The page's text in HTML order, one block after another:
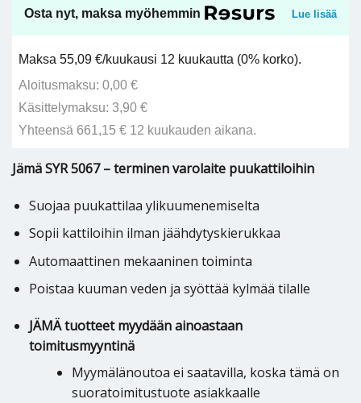
Osta nyt, maksa myöhemmin Lue lisää
Maksa 55,09 €/kuukausi 12 kuukautta (0% korko).
Aloitusmaksu: 0,00 €
Käsittelymaksu: 3,90 €
Yhteensä 661,15 € 12 kuukauden aikana.
Jämä SYR 5067 – terminen varolaite puukattiloihin
Suojaa puukattilaa ylikuumenemiselta
Sopii kattiloihin ilman jäähdytyskierukkaa
Automaattinen mekaaninen toiminta
Poistaa kuuman veden ja syöttää kylmää tilalle
JÄMÄ tuotteet myydään ainoastaan
toimitusmyyntinä
Myymälänoutoa ei saatavilla, koska tämä on
suoratoimitustuote asiakkaalle